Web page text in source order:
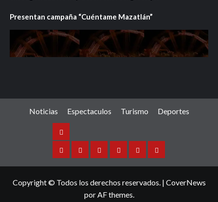
Presentan campaña “Cuéntame Mazatlán”
Noticias Espectaculos Turismo Deportes
Noticias
SinaloaNacionalInternacionalEspectaculos
TurismoDeportes
Copyright © Todos los derechos reservados. | CoverNews
por AF themes.